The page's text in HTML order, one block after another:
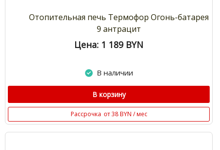
Отопительная печь Термофор Огонь-батарея
9 антрацит
Цена: 1 189 BYN
В наличии
В корзину
Рассрочка от 38 BYN / мес